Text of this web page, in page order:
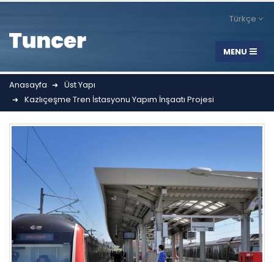
Türkçe
Anasayfa
Üst Yapı
Kazlıçeşme Tren İstasyonu Yapım İnşaatı Projesi